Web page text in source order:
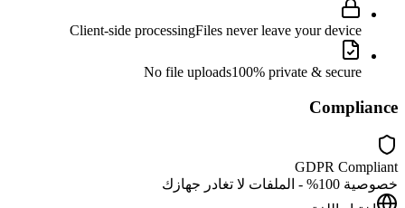
Client-side processingFiles never leave your device
No file uploads100% private & secure
Compliance
GDPR Compliant
خصوصية 100% - الملفات لا تغادر جهازك